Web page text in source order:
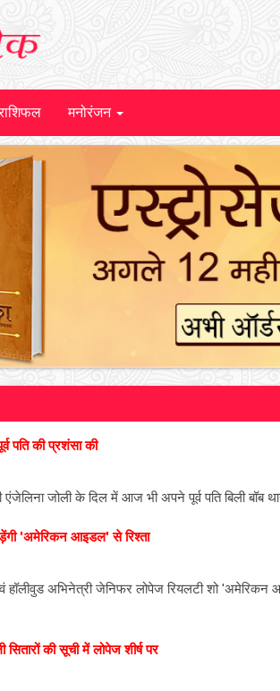
मनोरंजन
पति की प्रशंसा की
एंजेलिना जोली के दिल में आज भी अपने पूर्व पति बिली बॉब
'अमेरिकन आइडल' से रिश्ता
हॉलीवुड अभिनेत्री जेनिफर लोपेज रियलटी शो
सितारों की सूची में लोपेज शीर्ष पर